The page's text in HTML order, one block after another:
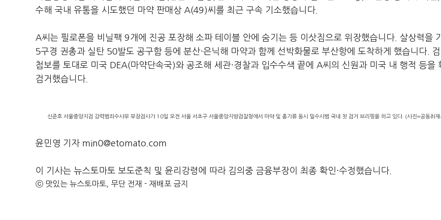
수해 국내 유통을 시도했던 마약 판매상 A(49)씨를 최근 구속 기소했습니다.
A씨는 필로폰을 비닐팩 9개에 진공 포장해 소파 테이블 안에 숨기는 등 이삿짐으로 위장했습니다. 살상력을
5구경 권총과 실탄 50발도 공구함 등에 분산·은닉해 마약과 함께 선박화물로 부산항에 도착하게 했습니다.
첩보를 토대로 미국 DEA(마약단속국)와 공조해 세관·경찰과 입수수색 끝에 A씨의 신원과 미국 내 행적 등을
검거했습니다.
신준호 서울중앙지검 강력범죄수사부 부장검사가 10일 오전 서울 서초구 서울중앙지방검찰청에서 마약 및 총기류 동시 밀수사범 국내 첫 검거 브리핑을 하고 있다. (사진=공동취재
윤민영 기자 min0@etomato.com
이 기사는 뉴스토마토 보도준칙 및 윤리강령에 따라 김의중 금융부장이 최종 확인·수정했습니다.
ⓒ 맛있는 뉴스토마토, 무단 전재 - 재배포 금지